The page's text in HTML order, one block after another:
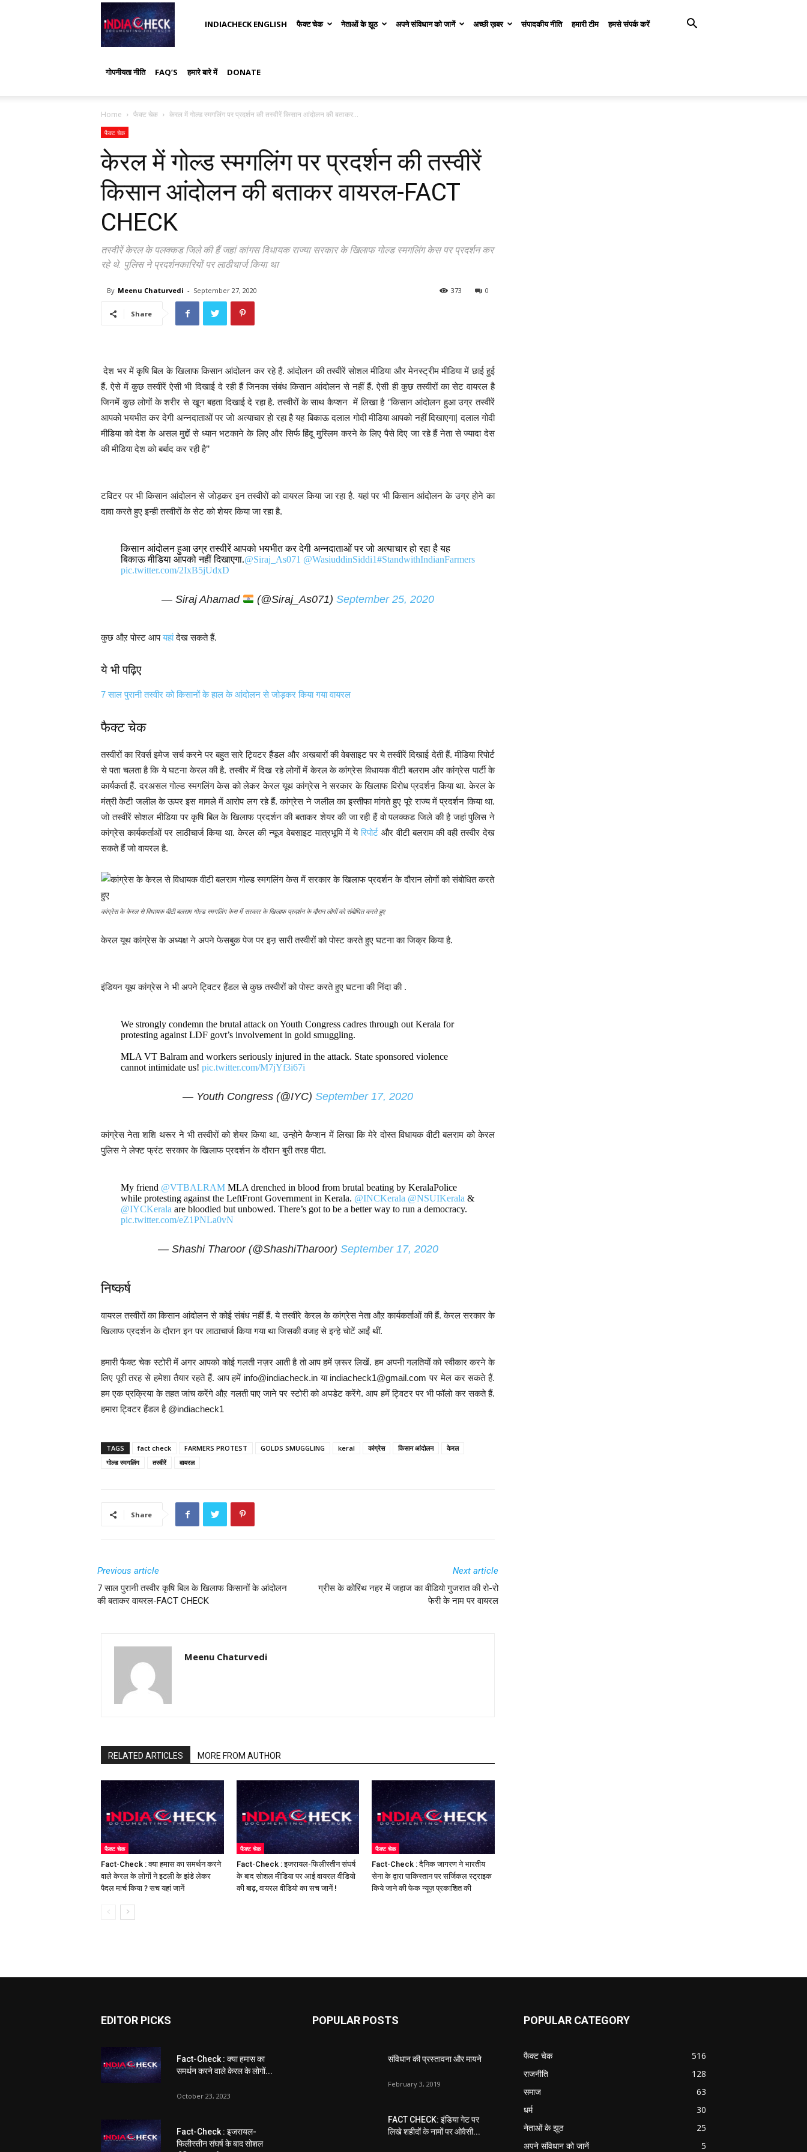
IndiaCheckINDIACHECK ENGLISH फैक्ट चेक नेताओं के झूठ अपने संविधान को जानें अच्छी ख़बर संपादकीय नीति हमारी टीम हमसे संपर्क करें
गोपनीयता नीति FAQ’S हमारे बारे में DONATE
Home फैक्ट चेक केरल में गोल्ड स्मगलिंग पर प्रदर्शन की तस्वीरें किसान आंदोलन की बताकर...
फैक्ट चेक
केरल में गोल्ड स्मगलिंग पर प्रदर्शन की तस्वीरें
किसान आंदोलन की बताकर वायरल-FACT
CHECK
तस्वीरें केरल के पलक्कड जिले की हैं जहां कांगस विधायक राज्या सरकार के खिलाफ गोल्ड स्मगलिंग केस पर प्रदर्शन कर
रहे थे. पुलिस ने प्रदर्शनकारियों पर लाठीचार्ज किया था
By Meenu Chaturvedi - September 27, 2020 0
373
Share
देश भर में कृषि बिल के खिलाफ किसान आंदोलन कर रहे हैं. आंदोलन की तस्वीरें सोशल मीडिया और मेनस्ट्रीम मीडिया में छाई हुई
हैं. ऐसे में कुछ तस्वीरें ऐसी भी दिखाई दे रही हैं जिनका संबंध किसान आंदोलन से नहीं हैं. ऐसी ही कुछ तस्वीरों का सेट वायरल है
जिनमें कुछ लोगों के शरीर से खून बहता दिखाई दे रहा है. तस्वीरों के साथ कैप्शन में लिखा है ‘’किसान आंदोलन हुआ उग्र तस्वीरें
आपको भयभीत कर देगी अन्नदाताओं पर जो अत्याचार हो रहा है यह बिकाऊ दलाल गोदी मीडिया आपको नहीं दिखाएगा| दलाल गोदी
मीडिया को देश के असल मुद्दों से ध्यान भटकाने के लिए और सिर्फ हिंदू मुस्लिम करने के लिए पैसे दिए जा रहे हैं नेता से ज्यादा देस
की मीडिया देश को बर्बाद कर रही है’’
टविटर पर भी किसान आंदोलन से जोड़कर इन तस्वीरों को वायरल किया जा रहा है. यहां पर भी किसान आंदोलन के उग्र होने का
दावा करते हुए इन्ही तस्वीरों के सेट को शेयर किया जा रहा है.
किसान आंदोलन हुआ उग्र तस्वीरें आपको भयभीत कर देगी अन्नदाताओं पर जो अत्याचार हो रहा है यह
बिकाऊ मीडिया आपको नहीं दिखाएगा.@Siraj_As071 @WasiuddinSiddi1#StandwithIndianFarmers
pic.twitter.com/2IxB5jUdxD
— Siraj Ahamad (@Siraj_As071)September 25, 2020
कुछ औऱ पोस्ट आपयहांदेख सकते हैं.
ये भी पढ़िए
7 साल पुरानी तस्वीर को किसानों के हाल के आंदोलन से जोड़कर किया गया वायरल
फैक्ट चेक
तस्वीरों का रिवर्स इमेज सर्च करने पर बहुत सारे ट्विटर हैंडल और अखबारों की वेबसाइट पर ये तस्वीरें दिखाई देती हैं. मीडिया रिपोर्ट
से पता चलता है कि ये घटना केरल की है. तस्वीर में दिख रहे लोगों में केरल के कांग्रेस विधायक वीटी बलराम और कांग्रेस पार्टी के
कार्यकर्ता हैं. दरअसल गोल्ड स्मगलिंग केस को लेकर केरल यूथ कांग्रेस ने सरकार के खिलाफ विरोध प्रदर्शऩ किया था. केरल के
मंत्री केटी जलील के ऊपर इस मामले में आरोप लग रहे हैं. कांग्रेस ने जलील का इस्तीफा मांगते हुए पूरे राज्य में प्रदर्शन किया था.
जो तस्वीरें सोशल मीडिया पर कृषि बिल के खिलाफ प्रदर्शन की बताकर शेयर की जा रही हैं वो पलक्कड जिले की है जहां पुलिस ने
कांग्रेस कार्यकर्ताओं पर लाठीचार्ज किया था. केरल की न्यूज वेबसाइट मात्रभूमि में येरिपोर्ट और वीटी बलराम की वही तस्वीर देख
सकते हैं जो वायरल है.
कांग्रेस के केरल से विधायक वीटी बलराम गोल्ड स्मगलिंग केस में सरकार के खिलाफ प्रदर्शन के दौरान लोगों को संबोधित करते हुए
केरल यूथ कांग्रेस के अध्यक्ष ने अपने फेसबुक पेज पर इऩ सारी तस्वीरों को पोस्ट करते हुए घटना का जिक्र किया है.
इंडियन यूथ कांग्रेस ने भी अपने ट्विटर हैंडल से कुछ तस्वीरों को पोस्ट करते हुए घटना की निंदा की .
We strongly condemn the brutal attack on Youth Congress cadres through out Kerala for
protesting against LDF govt’s involvement in gold smuggling.
MLA VT Balram and workers seriously injured in the attack. State sponsored violence
cannot intimidate us! pic.twitter.com/M7jYf3i67i
— Youth Congress (@IYC) September 17, 2020
कांग्रेस नेता शशि थरूर ने भी तस्वीरों को शेयर किया था. उन्होने कैप्शन में लिखा कि मेरे दोस्त विधायक वीटी बलराम को केरल
पुलिस ने लेफ्ट फ्रंट सरकार के खिलाफ प्रदर्शन के दौरान बुरी तरह पीटा.
My friend ⁦ @VTBALRAM⁩ MLA drenched in blood from brutal beating by KeralaPolice
while protesting against the LeftFront Government in Kerala. @INCKerala @NSUIKerala ⁩ &
@IYCKerala ⁩ are bloodied but unbowed. There’s got to be a better way to run a democracy.
pic.twitter.com/eZ1PNLa0vN
— Shashi Tharoor (@ShashiTharoor) September 17, 2020
निष्कर्ष
वायरल तस्वीरों का किसान आंदोलन से कोई संबंध नहीं हैं. ये तस्वीरे केरल के कांग्रेस नेता औऱ कार्यकर्ताओं की हैं. केरल सरकार के
खिलाफ प्रदर्शन के दौरान इन पर लाठाचार्ज किया गया था जिसकी वजह से इन्हे चोटें आईं थीं.
हमारी फैक्ट चेक स्टोरी में अगर आपको कोई गलती नज़र आती है तो आप हमें ज़रूर लिखें. हम अपनी गलतियों को स्वीकार करने के
लिए पूरी तरह से हमेशा तैयार रहते हैं. आप हमें info@indiacheck.in या indiacheck1@gmail.com पर मेल कर सकते हैं.
हम एक प्रक्रिया के तहत जांच करेंगे औऱ गलती पाए जाने पर स्टोरी को अपडेट करेंगे. आप हमें ट्विटर पर भी फॉलो कर सकते हैं.
हमारा ट्विटर हैंडल है @indiacheck1
TAGS fact check FARMERS PROTEST GOLDS SMUGGLING keral कांग्रेस किसान आंदोलन
केरल
गोल्ड स्मगलिंग
तस्वीरें वायरल
Share
Previous article
7 साल पुरानी तस्वीर कृषि बिल के खिलाफ किसानों के आंदोलन
की बताकर वायरल-FACT CHECK
Next article
ग्रीस के कोरिंथ नहर में जहाज का वीडियो गुजरात की रो-रो
फेरी के नाम पर वायरल
Meenu Chaturvedi
RELATED ARTICLES MORE FROM AUTHOR
फैक्ट चेक
Fact-Check : क्या हमास का समर्थन करने
वाले केरल के लोगों ने इटली के झंडे लेकर
पैदल मार्च किया ? सच यहां जानें
फैक्ट चेक
Fact-Check : इजरायल-फिलीस्तीन संघर्ष
के बाद सोशल मीडिया पर आई वायरल वीडियो
की बाढ़, वायरल वीडियो का सच जानें !
फैक्ट चेक
Fact-Check : दैनिक जागरण ने भारतीय
सेना के द्वारा पाकिस्तान पर सर्जिकल स्ट्राइक
किये जाने की फेक न्यूज़ प्रकाशित की
EDITOR PICKS
Fact-Check : क्या हमास का
समर्थन करने वाले केरल के लोगों...
October 23, 2023
Fact-Check : इजरायल-
फिलीस्तीन संघर्ष के बाद सोशल
POPULAR POSTS
संविधान की प्रस्तावना और मायने
February 3, 2019
FACT CHECK: इंडिया गेट पर
लिखे शहीदों के नामों पर ओवैसी...
POPULAR CATEGORY
फैक्ट चेक
516
राजनीति
128
समाज
63
धर्म
30
नेताओं के झूठ
25
अपने संविधान को जानें
5